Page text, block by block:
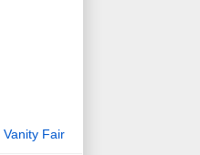
Vanity Fair